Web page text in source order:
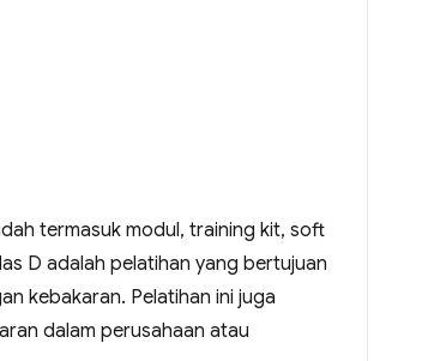
termasuk modul, training kit, soft
D adalah pelatihan yang bertujuan
kebakaran. Pelatihan ini juga
dalam perusahaan atau